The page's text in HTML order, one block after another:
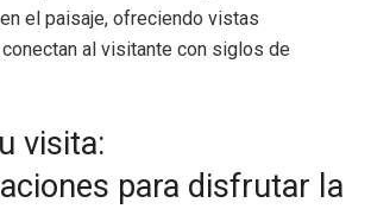
el paisaje, ofreciendo vistas
al visitante con siglos de
visita:
para disfrutar la